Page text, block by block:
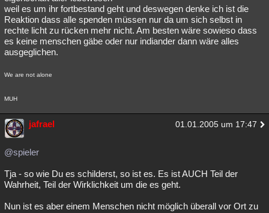
weil es um ihr fortbestand geht und deswegen denke ich ist die
Reaktion dass alle spenden müssen nur da um sich selbst in
rechte licht zu rücken mehr nicht. Am besten wäre sowieso dass
es keine menschen gäbe oder nur indiander dann wäre alles
ausgeglichen.
We are not alone
MUH
jafrael 01.01.2005 um 17:47
@spieler
Tja - so wie Du es schilderst, so ist es. Es ist AUCH Teil der
Wahrheit, Teil der Wirklichkeit um die es geht.
Nun ist es aber einem Menschen nicht möglich überall vor Ort zu